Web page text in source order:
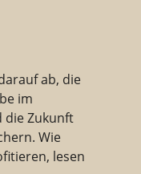
ab, die
im
die Zukunft
Wie
lesen